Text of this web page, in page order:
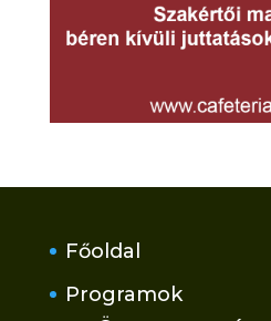
Főoldal
Programok